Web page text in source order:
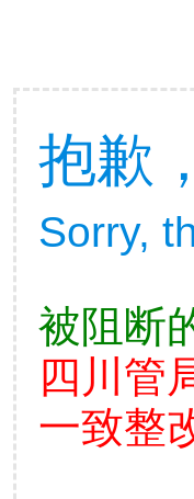
抱歉
Sorry,
被阻断
四川管
一致整